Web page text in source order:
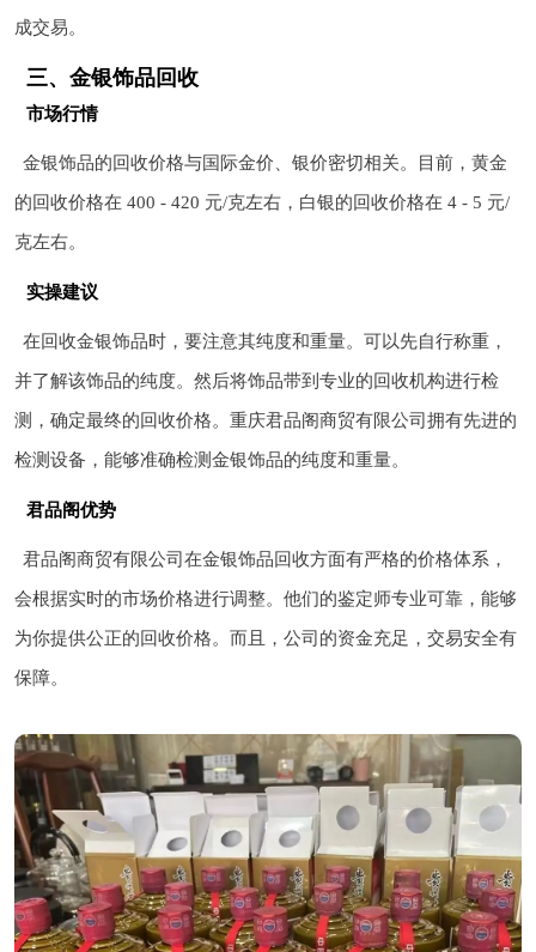
成交易。
三、金银饰品回收
市场行情
金银饰品的回收价格与国际金价、银价密切相关。目前，黄金
的回收价格在 400 - 420 元/克左右，白银的回收价格在 4 - 5 元/
克左右。
实操建议
在回收金银饰品时，要注意其纯度和重量。可以先自行称重，
并了解该饰品的纯度。然后将饰品带到专业的回收机构进行检
测，确定最终的回收价格。重庆君品阁商贸有限公司拥有先进的
检测设备，能够准确检测金银饰品的纯度和重量。
君品阁优势
君品阁商贸有限公司在金银饰品回收方面有严格的价格体系，
会根据实时的市场价格进行调整。他们的鉴定师专业可靠，能够
为你提供公正的回收价格。而且，公司的资金充足，交易安全有
保障。